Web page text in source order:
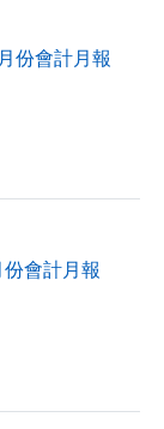
份會計月報
會計月報